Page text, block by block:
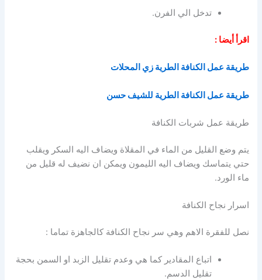
تدخل الي الفرن.
اقرأ أيضا :
طريقة عمل الكنافة الطرية زي المحلات
طريقة عمل الكنافة الطرية للشيف حسن
طريقة عمل شربات الكنافة
يتم وضع القليل من الماء في المقلاة ويضاف اليه السكر ويقلب
حتي يتماسك ويضاف اليه الليمون ويمكن ان نضيف له قليل من
ماء الورد.
اسرار نجاح الكنافة
نصل للفقرة الاهم وهي سر نجاح الكنافة كالجاهزة تماما :
اتباع المقادير كما هي وعدم تقليل الزبد او السمن بحجة
تقليل الدسم.